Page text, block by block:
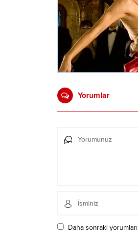
Yorumlar
Daha sonraki